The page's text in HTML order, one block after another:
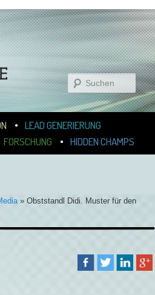
Suchen
LEAD GENERIERUNG
FORSCHUNG HIDDEN CHAMPS
» Obststandl Didi. Muster für den